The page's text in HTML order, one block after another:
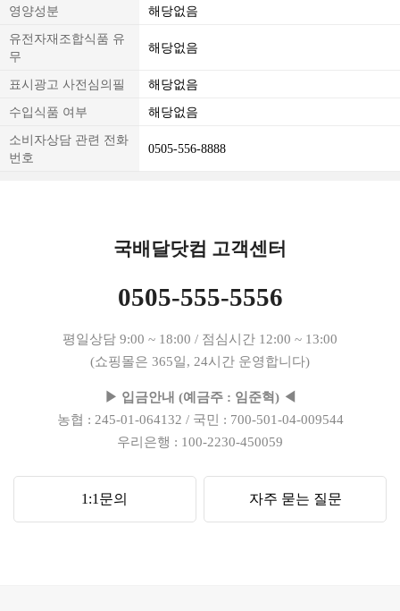
영양성분
해당없음
유전자재조합식품 유
무
해당없음
표시광고 사전심의필
해당없음
수입식품 여부
해당없음
소비자상담 관련 전화
번호
0505-556-8888
국배달닷컴 고객센터
0505-555-5556
평일상담 9:00 ~ 18:00 / 점심시간 12:00 ~ 13:00
(쇼핑몰은 365일, 24시간 운영합니다)
▶ 입금안내 (예금주 : 임준혁) ◀
농협 : 245-01-064132 / 국민 : 700-501-04-009544
우리은행 : 100-2230-450059
1:1문의 자주 묻는 질문